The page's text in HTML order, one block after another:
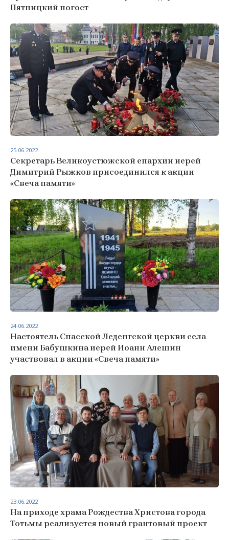
Пятницкий погост
Секретарь Великоустюжской епархии иерей
Димитрий Рыжков присоединился к акции
«Свеча памяти»
25.06.2022
Настоятель Спасской Леденгской церкви села
имени Бабушкина иерей Иоанн Алешин
участвовал в акции «Свеча памяти»
24.06.2022
На приходе храма Рождества Христова города
Тотьмы реализуется новый грантовый проект
23.06.2022